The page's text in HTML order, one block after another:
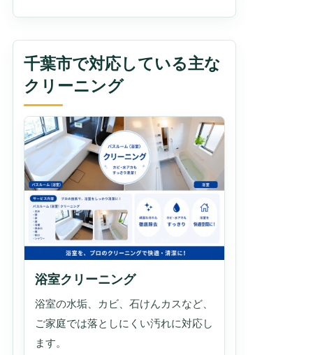
千葉市で対応している主な
クリーニング
浴室クリーニング
浴室の水垢、カビ、石けんカスなど、
ご家庭では落としにくい汚れに対応し
ます。